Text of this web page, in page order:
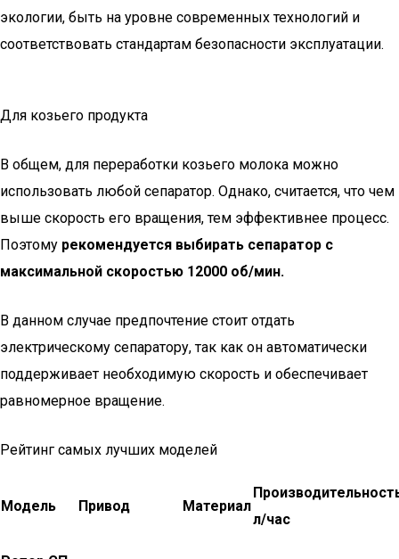
экологии, быть на уровне современных технологий и
соответствовать стандартам безопасности эксплуатации.
Для козьего продукта
В общем, для переработки козьего молока можно
использовать любой сепаратор. Однако, считается, что чем
выше скорость его вращения, тем эффективнее процесс.
Поэтому рекомендуется выбирать сепаратор с
максимальной скоростью 12000 об/мин.
В данном случае предпочтение стоит отдать
электрическому сепаратору, так как он автоматически
поддерживает необходимую скорость и обеспечивает
равномерное вращение.
Рейтинг самых лучших моделей
Модель Привод Материал
л/час